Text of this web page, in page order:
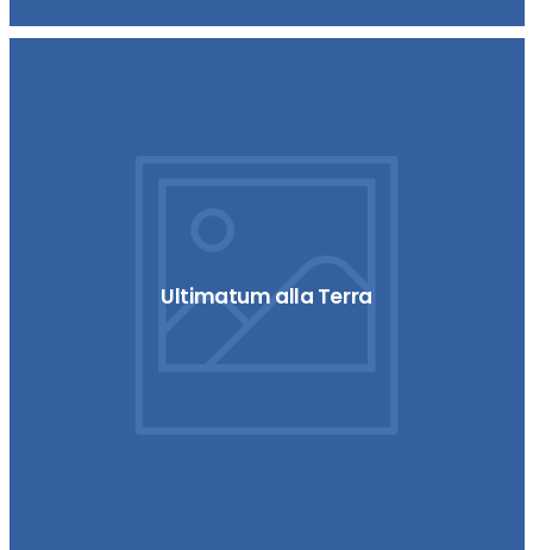
Ultimatum alla Terra